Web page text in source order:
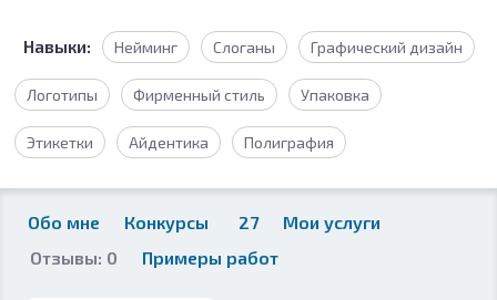
Навыки: Нейминг Слоганы Графический дизайн
Логотипы Фирменный стиль Упаковка
Этикетки Айдентика Полиграфия
Обо мне Конкурсы 27
Мои услуги
Отзывы: 0
Примеры работ